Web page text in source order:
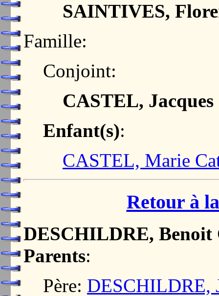
SAINTIVES,
Famille:
Conjoint:
CASTEL, Jacques
Enfant(s):
CASTEL, Marie
Retour à
DESCHILDRE, Benoit
Parents:
Père: DESCHILDRE,